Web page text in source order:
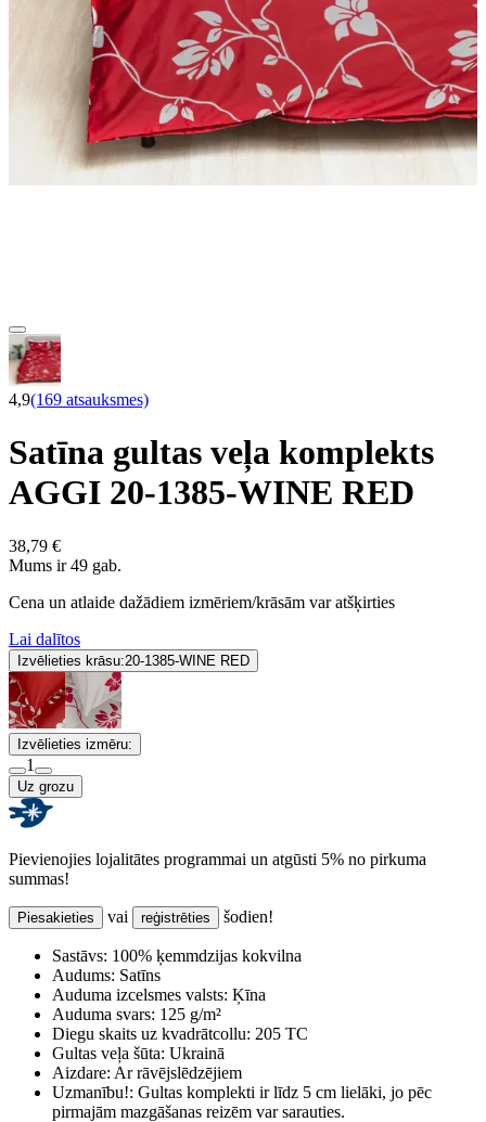
4,9(169 atsauksmes)
Satīna gultas veļa komplekts
AGGI 20-1385-WINE RED
38,79 €
Mums ir 49 gab.
Cena un atlaide dažādiem izmēriem/krāsām var atšķirties
Lai dalītos
Izvēlieties krāsu:20-1385-WINE RED
Izvēlieties izmēru:
1
Uz grozu
Pievienojies lojalitātes programmai un atgūsti 5% no pirkuma
summas!
Piesakieties vai reģistrēties šodien!
Sastāvs: 100% ķemmdzijas kokvilna
Audums: Satīns
Auduma izcelsmes valsts: Ķīna
Auduma svars: 125 g/m²
Diegu skaits uz kvadrātcollu: 205 TC
Gultas veļa šūta: Ukrainā
Aizdare: Ar rāvējslēdzējiem
Uzmanību!: Gultas komplekti ir līdz 5 cm lielāki, jo pēc
pirmajām mazgāšanas reizēm var sarauties.